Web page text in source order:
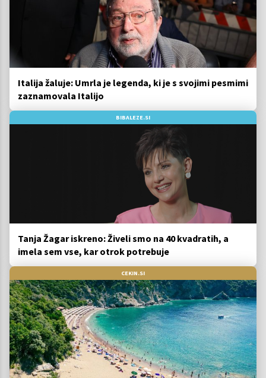
Italija žaluje: Umrla je legenda, ki je s svojimi pesmimi
zaznamovala Italijo
BIBALEZE.SI
Tanja Žagar iskreno: Živeli smo na 40 kvadratih, a
imela sem vse, kar otrok potrebuje
CEKIN.SI